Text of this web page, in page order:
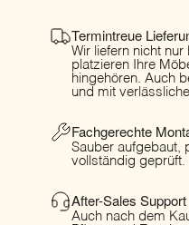
Termintreue
Wir liefern nicht
platzieren Ihre
hingehören. Auch
und mit
Fachgerechte
Sauber aufgebaut,
vollständig geprüft.
After-Sales Support
Auch nach dem